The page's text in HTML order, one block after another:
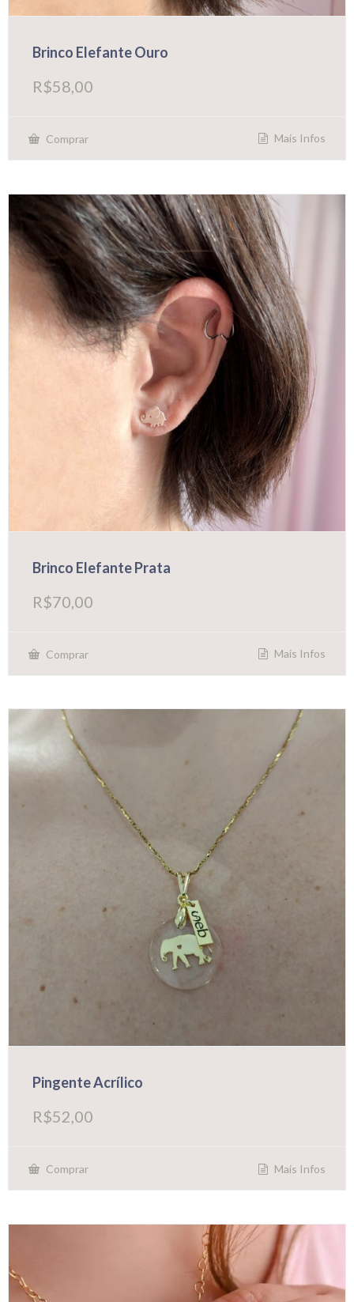
Brinco Elefante Ouro
R$58,00
Comprar Mais Infos
Brinco Elefante Prata
R$70,00
Comprar Mais Infos
Pingente Acrílico
R$52,00
Comprar Mais Infos